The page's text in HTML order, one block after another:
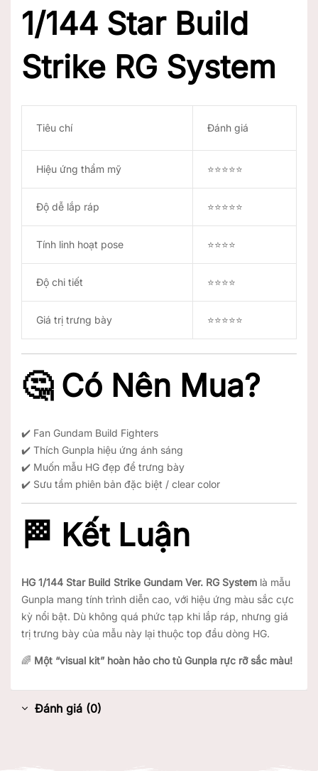
1/144 Star Build
Strike RG System
Tiêu chí Đánh giá
Hiệu ứng thẩm mỹ ⭐⭐⭐⭐⭐
Độ dễ lắp ráp ⭐⭐⭐⭐⭐
Tính linh hoạt pose ⭐⭐⭐⭐
Độ chi tiết ⭐⭐⭐⭐
Giá trị trưng bày ⭐⭐⭐⭐⭐
🤔 Có Nên Mua?
✔️ Fan Gundam Build Fighters
✔️ Thích Gunpla hiệu ứng ánh sáng
✔️ Muốn mẫu HG đẹp để trưng bày
✔️ Sưu tầm phiên bản đặc biệt / clear color
🏁 Kết Luận
HG 1/144 Star Build Strike Gundam Ver. RG System là mẫu
Gunpla mang tính trình diễn cao, với hiệu ứng màu sắc cực
kỳ nổi bật. Dù không quá phức tạp khi lắp ráp, nhưng giá
trị trưng bày của mẫu này lại thuộc top đầu dòng HG.
🌈 Một “visual kit” hoàn hảo cho tủ Gunpla rực rỡ sắc màu!
Đánh giá (0)